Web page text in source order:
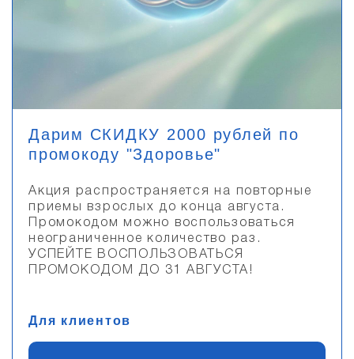
Дарим СКИДКУ 2000 рублей по
промокоду "Здоровье"
Акция распространяется на повторные
приемы взрослых до конца августа.
Промокодом можно воспользоваться
неограниченное количество раз.
УСПЕЙТЕ ВОСПОЛЬЗОВАТЬСЯ
ПРОМОКОДОМ ДО 31 АВГУСТА!
Для клиентов